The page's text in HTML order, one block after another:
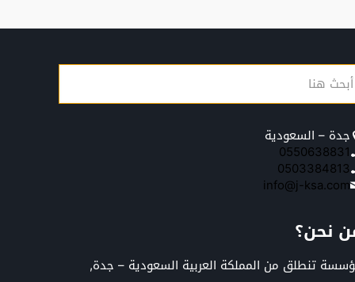
جدة – السعودية
0550638831
0503384813
info@j-ksa.com
نحن؟
تنطلق من المملكة العربية السعودية – جدة,